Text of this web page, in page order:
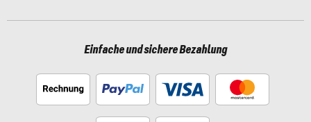
Einfache und sichere Bezahlung